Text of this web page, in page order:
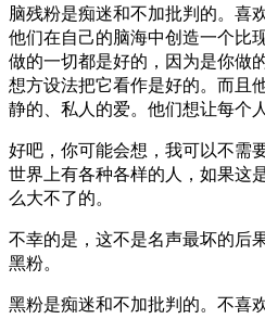
脑残粉是痴迷和不加批判的。喜
他们在自己的脑海中创造一个比
做的一切都是好的，因为是你做
想方设法把它看作是好的。而且
静的、私人的爱。他们想让每个
好吧，你可能会想，我可以不需
世界上有各种各样的人，如果这
么大不了的。
不幸的是，这不是名声最坏的后
黑粉。
黑粉是痴迷和不加批判的。不喜